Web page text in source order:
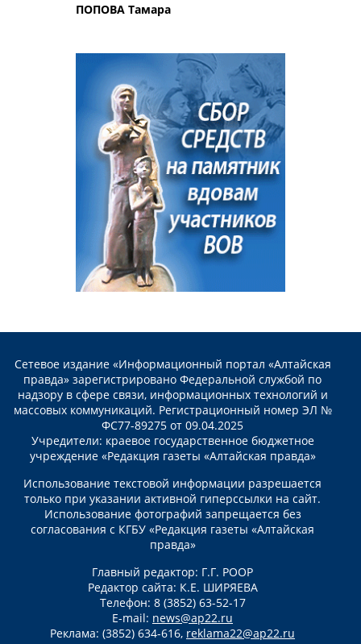
ПОПОВА Тамара
Сетевое издание «Информационный портал «Алтайская
правда» зарегистрировано Федеральной службой по
надзору в сфере связи, информационных технологий и
массовых коммуникаций. Регистрационный номер ЭЛ №
ФС77-89275 от 09.04.2025
Учредители: краевое государственное бюджетное
учреждение «Редакция газеты «Алтайская правда»
Использование текстовой информации разрешается
только при указании активной гиперссылки на сайт.
Использование фотографий запрещается без
согласования с КГБУ «Редакция газеты «Алтайская
правда»
Главный редактор: Г.Г. РООР
Редактор сайта: К.Е. ШИРЯЕВА
Телефон: 8 (3852) 63-52-17
E-mail: news@ap22.ru
Реклама: (3852) 634-616, reklama22@ap22.ru